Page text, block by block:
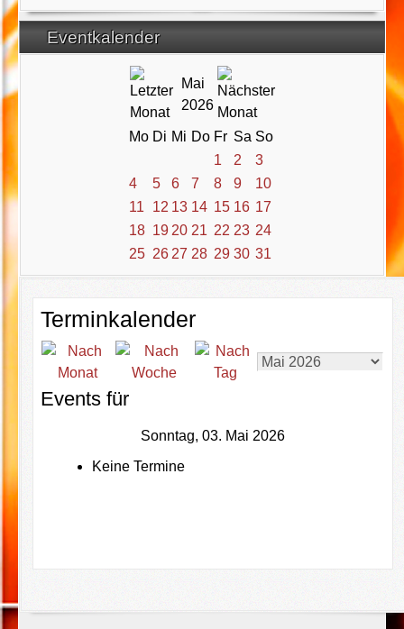
Eventkalender
Mai
2026
Mo Di Mi Do Fr Sa So
1
2
3
4
5 6 7 8 9
10
11
12 13 14 15 16 17
18 19 20 21 22 23 24
25 26 27 28 29 30 31
Terminkalender
Events für
Sonntag, 03. Mai 2026
Keine Termine